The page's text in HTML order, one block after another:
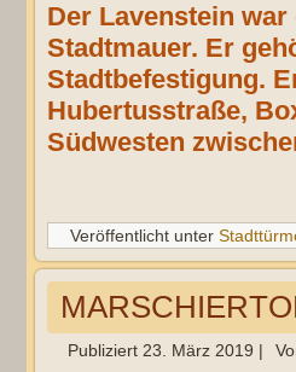
Der Lavenstein
Stadtmauer. Er
Stadtbefestigung.
Hubertusstraße,
Südwesten
Veröffentlicht unter
Publiziert 23. März 2019 |